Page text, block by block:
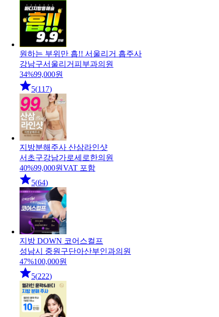
원하는 부위만 흡!! 서울리거 흡주사
강남구서울리거피부과의원
34%99,000원
5(117)
지방분해주사 산삼라인샷
서초구강남가로세로한의원
40%99,000원VAT 포함
5(64)
지방 DOWN 코어스컬프
성남시 중원구단아산부인과의원
47%100,000원
5(222)